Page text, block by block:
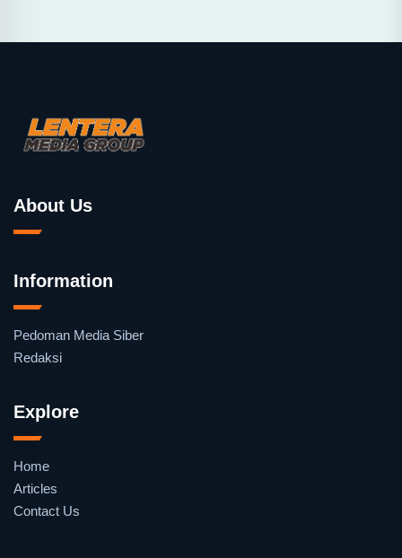
About Us
Information
Pedoman Media Siber
Redaksi
Explore
Home
Articles
Contact Us